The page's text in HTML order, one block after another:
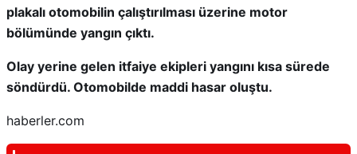
plakalı otomobilin çalıştırılması üzerine motor
bölümünde yangın çıktı.
Olay yerine gelen itfaiye ekipleri yangını kısa sürede
söndürdü. Otomobilde maddi hasar oluştu.
haberler.com